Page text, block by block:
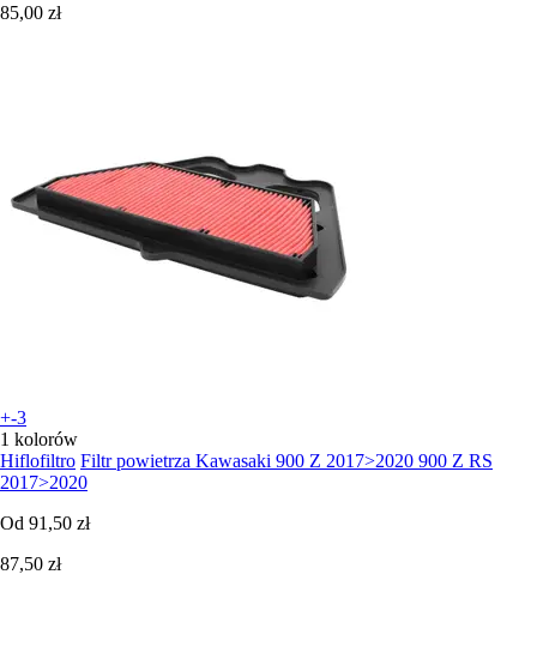
85,00 zł
+-3
1 kolorów
Hiflofiltro Filtr powietrza Kawasaki 900 Z 2017>2020 900 Z RS
2017>2020
Od 91,50 zł
87,50 zł